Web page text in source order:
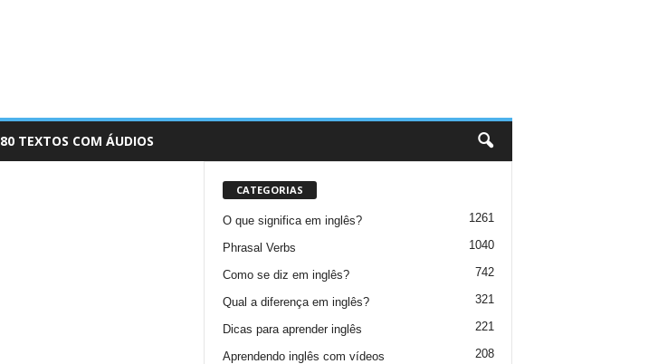
80 TEXTOS COM ÁUDIOS
CATEGORIAS
O que significa em inglês? 1261
Phrasal Verbs 1040
Como se diz em inglês? 742
Qual a diferença em inglês? 321
Dicas para aprender inglês 221
Aprendendo inglês com vídeos 208